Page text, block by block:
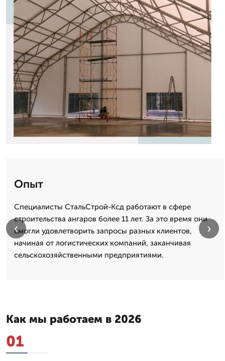
Опыт
Специалисты СтальСтрой-Ксд работают в сфере
строительства ангаров более 11 лет. За это время они
смогли удовлетворить запросы разных клиентов,
начиная от логистических компаний, заканчивая
сельскохозяйственными предприятиями.
‹ ›
Как мы работаем в 2026
01